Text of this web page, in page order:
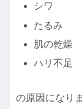
シワ
たるみ
肌の乾燥
ハリ不足
の原因になり